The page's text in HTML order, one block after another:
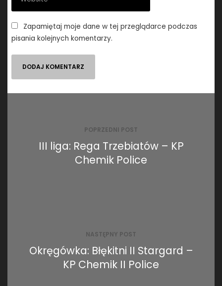
Zapamiętaj moje dane w tej przeglądarce podczas
pisania kolejnych komentarzy.
POPRZEDNI POST
III liga: Rega Trzebiatów – KP
Chemik Police
NASTĘPNY POST
Okręgówka: Błękitni II Stargard –
KP Chemik II Police